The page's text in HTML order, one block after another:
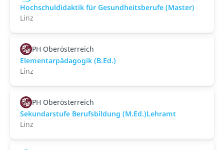
Hochschuldidaktik für Gesundheitsberufe (Master)
Linz
PH Oberösterreich
Elementarpädagogik (B.Ed.)
Linz
PH Oberösterreich
Sekundarstufe Berufsbildung (M.Ed.)Lehramt
Linz